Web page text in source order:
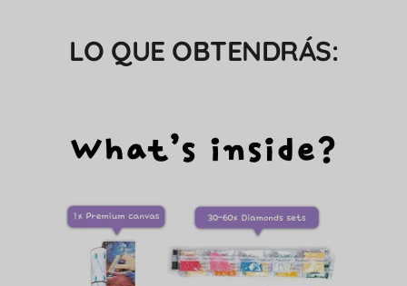
LO QUE OBTENDRÁS: